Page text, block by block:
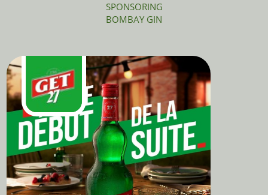
SPONSORING
BOMBAY GIN